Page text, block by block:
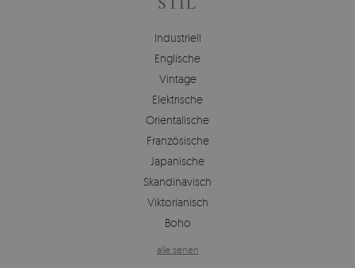
Industriell
Englische
Vintage
Elektrische
Orientalische
Französische
Japanische
Skandinavisch
Viktorianisch
Boho
alle sehen